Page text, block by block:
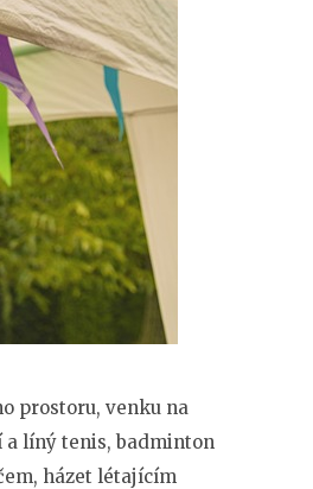
prostoru, venku na
a líný tenis, badminton
házet létajícím